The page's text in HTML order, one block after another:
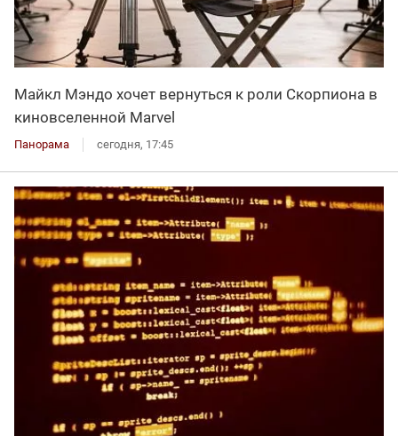
Майкл Мэндо хочет вернуться к роли Скорпиона в
киновселенной Marvel
Панорама сегодня, 17:45